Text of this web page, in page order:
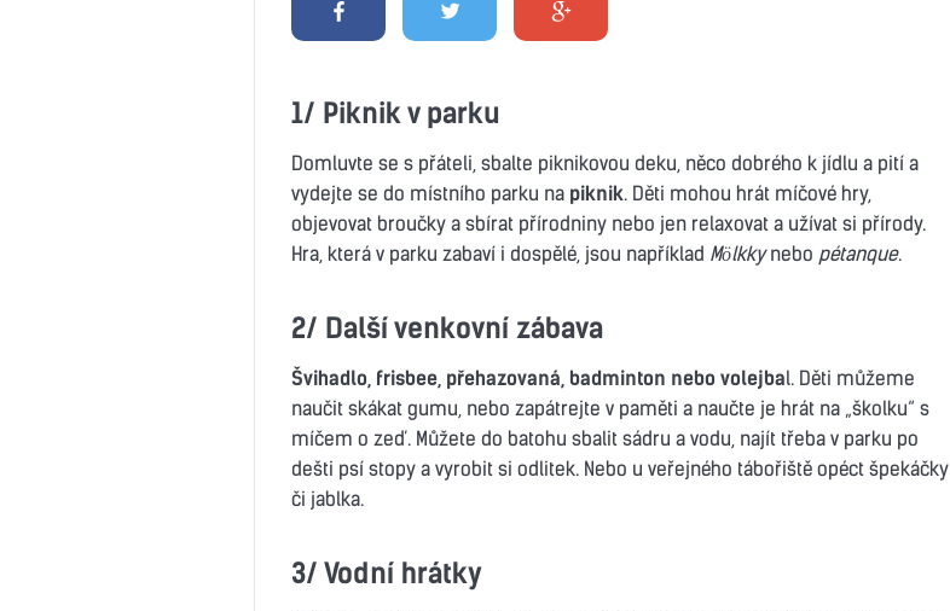
1/ Piknik v parku
Domluvte se s přáteli, sbalte piknikovou deku, něco dobrého k jídlu a pití a
vydejte se do místního parku na piknik. Děti mohou hrát míčové hry,
objevovat broučky a sbírat přírodniny nebo jen relaxovat a užívat si přírody.
Hra, která v parku zabaví i dospělé, jsou například Mölkkynebo pétanque.
2/ Další venkovní zábava
Švihadlo, frisbee, přehazovaná, badminton nebo volejbal. Děti můžeme
naučit skákat gumu, nebo zapátrejte v paměti a naučte je hrát na „školku“ s
míčem o zeď. Můžete do batohu sbalit sádru a vodu, najít třeba v parku po
dešti psí stopy a vyrobit si odlitek. Nebo u veřejného tábořiště opéct špekáčky
či jablka.
3/ Vodní hrátky